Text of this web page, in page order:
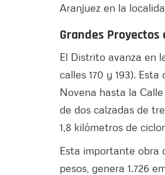
Aranjuez en la
Grandes Proyectos
El Distrito avanza en
calles 170 y 193).
Novena hasta la
de dos calzadas de
1,8 kilómetros de
Esta importante obra
pesos, genera 1.726